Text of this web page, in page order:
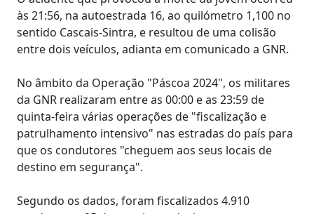
às 21:56, na autoestrada 16, ao quilómetro 1,100 no
sentido Cascais-Sintra, e resultou de uma colisão
entre dois veículos, adianta em comunicado a GNR.
No âmbito da Operação "Páscoa 2024", os militares
da GNR realizaram entre as 00:00 e as 23:59 de
quinta-feira várias operações de "fiscalização e
patrulhamento intensivo" nas estradas do país para
que os condutores "cheguem aos seus locais de
destino em segurança".
Segundo os dados, foram fiscalizados 4.910